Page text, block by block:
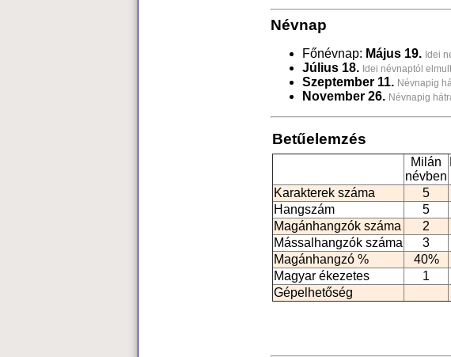
Névnap
Főnévnap: Május 19. Idei
Július 18. Idei névnaptól
Szeptember 11. Névnapig
November 26. Névnapig
Betűelemzés
Milán
névben
Karakterek száma
5
Hangszám
5
Magánhangzók száma
2
Mássalhangzók száma
3
Magánhangzó %
40%
Magyar ékezetes
1
Gépelhetőség